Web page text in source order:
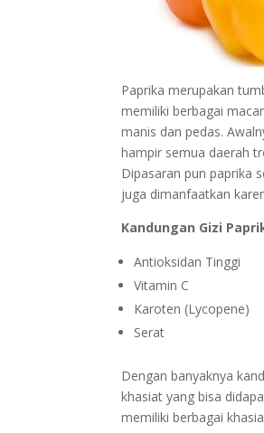
Paprika merupakan
memiliki berbagai
manis dan pedas.
hampir semua daerah
Dipasaran pun paprika
juga dimanfaatkan
Kandungan Gizi
Antioksidan Tinggi
Vitamin C
Karoten (Lycopene)
Serat
Dengan banyaknya
khasiat yang bisa
memiliki berbagai